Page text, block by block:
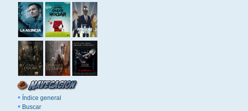
Índice general
Buscar